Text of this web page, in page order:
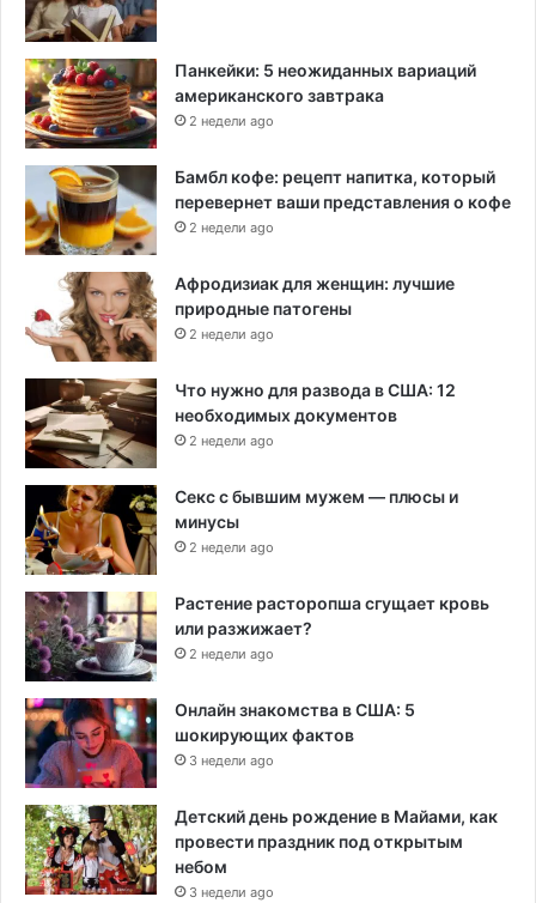
Панкейки: 5 неожиданных вариаций
американского завтрака
2 недели ago
Бамбл кофе: рецепт напитка, который
перевернет ваши представления о кофе
2 недели ago
Афродизиак для женщин: лучшие
природные патогены
2 недели ago
Что нужно для развода в США: 12
необходимых документов
2 недели ago
Секс с бывшим мужем — плюсы и
минусы
2 недели ago
Растение расторопша сгущает кровь
или разжижает?
2 недели ago
Онлайн знакомства в США: 5
шокирующих фактов
3 недели ago
Детский день рождение в Майами, как
провести праздник под открытым
небом
3 недели ago